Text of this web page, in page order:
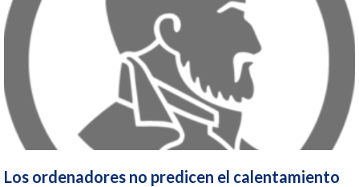
Los ordenadores no predicen el calentamiento